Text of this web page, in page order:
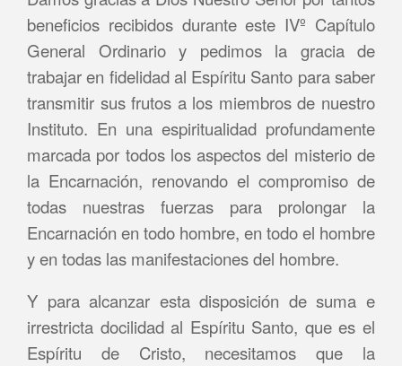
beneficios recibidos durante este IVº Capítulo
General Ordinario y pedimos la gracia de
trabajar en fidelidad al Espíritu Santo para saber
transmitir sus frutos a los miembros de nuestro
Instituto. En una espiritualidad profundamente
marcada por todos los aspectos del misterio de
la Encarnación, renovando el compromiso de
todas nuestras fuerzas para prolongar la
Encarnación en todo hombre, en todo el hombre
y en todas las manifestaciones del hombre.
Y para alcanzar esta disposición de suma e
irrestricta docilidad al Espíritu Santo, que es el
Espíritu de Cristo, necesitamos que la